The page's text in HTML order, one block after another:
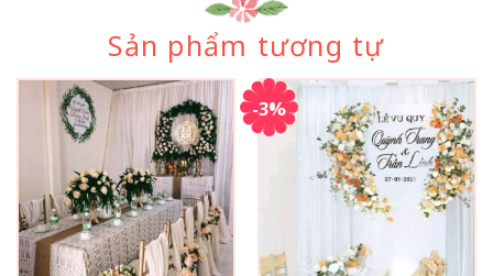
Sản phẩm tương tự
-3%